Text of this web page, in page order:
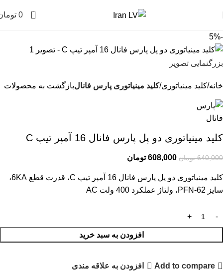
0
0
-5%
بزرگنمایی تصویر
خانه کلید مینیاتوری کلید مینیاتوری پارس فانالبازگشت به محصولات
کلید مینیاتوری دو پل پارس فانال 16 آمپر تیپ C
640,000 تومان 608,000 تومان
کلید مینیاتوری دو پل پارس فانال 16 آمپر تیپ C، قدرت قطع 6KA،
سایز PFN-62، ولتاژ عملکرد 400 ولت AC
افزودن به سبد خرید
Add to compare افزودن به علاقه مندی